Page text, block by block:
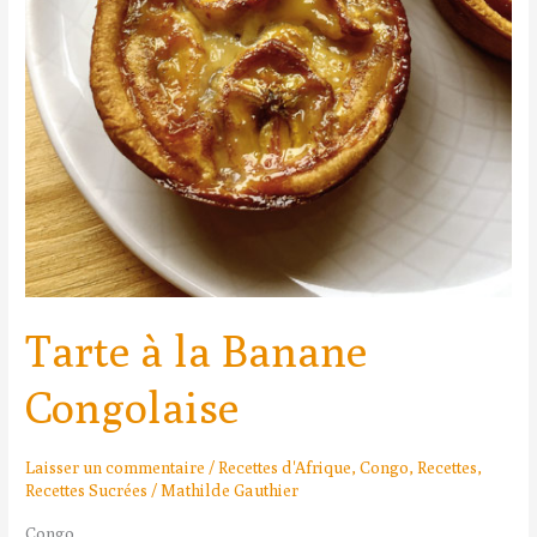
Tarte à la Banane
Congolaise
Laisser un commentaire /Recettes d'Afrique,Congo,Recettes,
Recettes Sucrées /Mathilde Gauthier